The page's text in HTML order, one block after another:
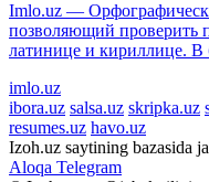
Imlo.uz —
позволяющий проверить
латинице и кириллице. В
imlo.uz
ibora.uz salsa.uz skripka.uz
resumes.uz havo.uz
Izoh.uz saytining bazasida
Aloqa Telegram